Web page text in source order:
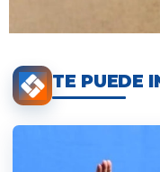
TE PUEDE